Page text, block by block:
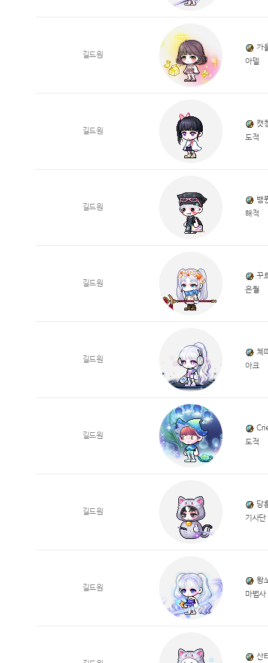
길드원
가
아델
길드원
캣
도적
길드원
뱅
해적
길드원
꾸
은월
길드원
쳬
아크
길드원
도적
길드원
당
기사단
길드원
왕
마법사
산